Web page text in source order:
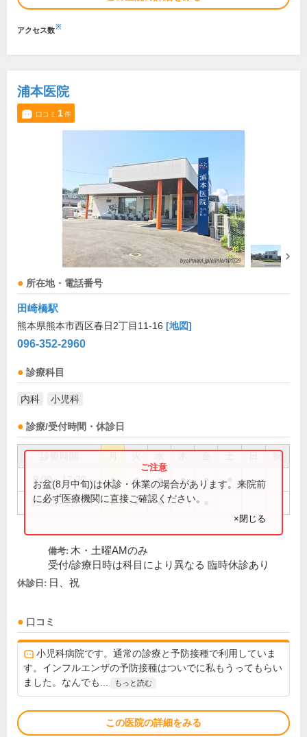
アクセス数※
浦本医院
口コミ 1件
所在地・電話番号
田崎橋駅
熊本県熊本市西区春日2丁目11-16 [地図]
096-352-2960
診療科目
内科 小児科
診療/受付時間・休診日
祝
9:00～12:30 ● ● ● ● ●
15:00～17:30 ● ● ●
お盆(8月中旬)は休診・休業の場合があります。来院前
に必ず医療機関に直接ご確認ください。
×閉じる
備考: 木・土曜AMのみ
受付/診療日時は科目により異なる 臨時休診あり
休診日: 日、祝
口コミ
小児科病院です。通常の診療と予防接種で利用していま
す。インフルエンザの予防接種はついでに私もうってもらい
ました。なんでも...
もっと読む
この医院の詳細をみる